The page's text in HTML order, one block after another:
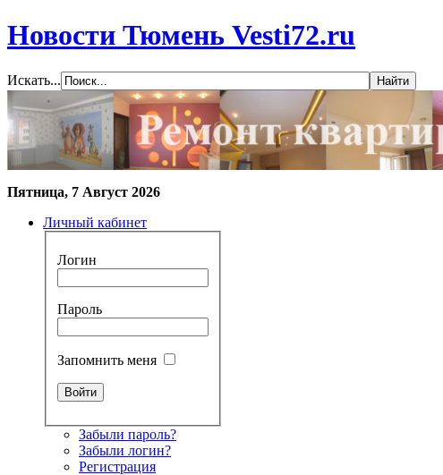
Новости Тюмень Vesti72.ru
Искать...
Пятница, 7 Август 2026
Личный кабинет
Логин
Пароль
Запомнить меня
Забыли пароль?
Забыли логин?
Регистрация